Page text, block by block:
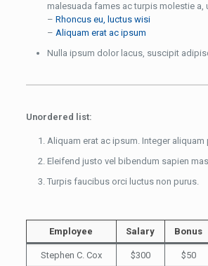
malesuada fames ac turpis molestie a,
– Rhoncus eu, luctus wisi
– Aliquam erat ac ipsum
Nulla ipsum dolor lacus, suscipit
Unordered list:
Aliquam erat ac ipsum. Integer aliquam
Eleifend justo vel bibendum sapien
Turpis faucibus orci luctus non purus.
Employee Salary Bonus
Stephen C. Cox $300 $50